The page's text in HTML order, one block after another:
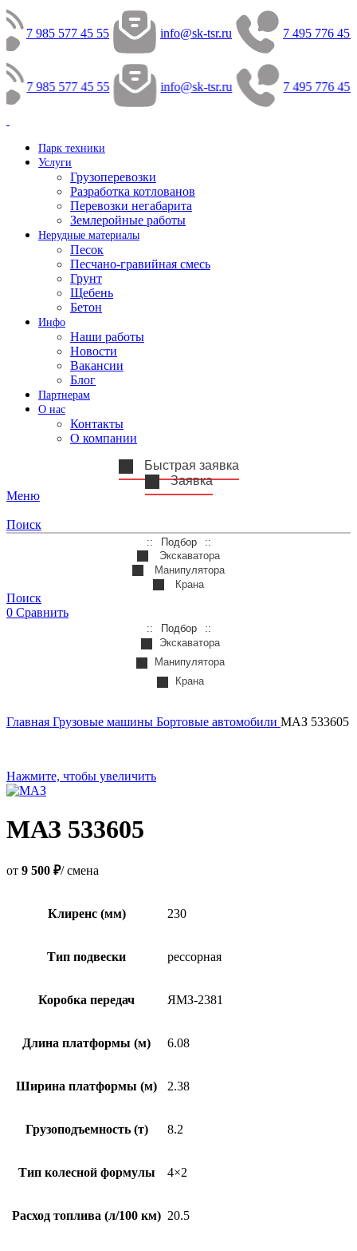
7 985 577 45 55 info@sk-tsr.ru 7 495 776 45
7 985 577 45 55 info@sk-tsr.ru 7 495 776 45
Парк техники
Услуги
Грузоперевозки
Разработка котлованов
Перевозки негабарита
Землеройные работы
Нерудные материалы
Песок
Песчано-гравийная смесь
Грунт
Щебень
Бетон
Инфо
Наши работы
Новости
Вакансии
Блог
Партнерам
О нас
Контакты
О компании
Быстрая заявка
Заявка
Меню
Поиск
Подбор
Экскаватора
Манипулятора
Крана
Поиск
0 Сравнить
Подбор
Экскаватора
Манипулятора
Крана
Главная Грузовые машины Бортовые автомобили МАЗ 533605
Нажмите, чтобы увеличить
МАЗ 533605
от 9 500 ₽/ смена
Клиренс (мм) 230
Тип подвески рессорная
Коробка передач ЯМЗ-2381
Длина платформы (м) 6.08
Ширина платформы (м) 2.38
Грузоподъемность (т) 8.2
Тип колесной формулы 4×2
Расход топлива (л/100 км) 20.5